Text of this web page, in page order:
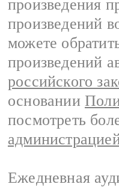
произведения
произведений
можете
произведений
российского
основании
посмотреть
Ежедневная